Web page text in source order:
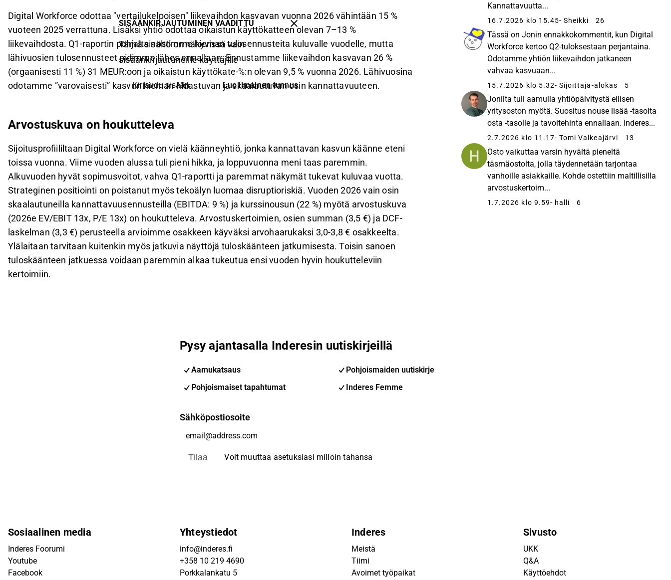
Digital Workforce odottaa "vertailukelpoisen" liikevaihdon kasvavan vuonna 2026 vähintään 15 %
vuoteen 2025 verrattuna. Lisäksi yhtiö odottaa oikaistun käyttökatteen olevan 7–13 %
liikevaihdosta. Q1-raportin pohjalta nostimme hieman tulosennusteita kuluvalle vuodelle, mutta
lähivuosien tulosennusteet pidimme lähes ennallaan. Ennustamme liikevaihdon kasvavan 26 %
(orgaanisesti 11 %) 31 MEUR:oon ja oikaistun käyttökate-%:n olevan 9,5 % vuonna 2026. Lähivuosina
odotamme ”varovaisesti” kasvun hieman hidastuvan ja skaalautuvan osin kannattavuuteen.
Arvostuskuva on houkutteleva
Sijoitusprofiililtaan Digital Workforce on vielä käänneyhtiö, jonka kannattavan kasvun käänne eteni
toissa vuonna. Viime vuoden alussa tuli pieni hikka, ja loppuvuonna meni taas paremmin.
Alkuvuoden hyvät sopimusvoitot, vahva Q1-raportti ja paremmat näkymät tukevat kuluvaa vuotta.
Strateginen positiointi on poistanut myös tekoälyn luomaa disruptioriskiä. Vuoden 2026 vain osin
skaalautuneilla kannattavuusennusteilla (EBITDA: 9 %) ja kurssinousun (22 %) myötä arvostuskuva
(2026e EV/EBIT 13x, P/E 13x) on houkutteleva. Arvostuskertoimien, osien summan (3,5 €) ja DCF-
laskelman (3,3 €) perusteella arvioimme osakkeen käyväksi arvohaarukaksi 3,0-3,8 € osakkeelta.
Ylälaitaan tarvitaan kuitenkin myös jatkuvia näyttöjä tuloskäänteen jatkumisesta. Toisin sanoen
tuloskäänteen jatkuessa voidaan paremmin alkaa tukeutua ensi vuoden hyvin houkutteleviin
kertoimiin.
SISÄÄNKIRJAUTUMINEN VAADITTU
Tämä sisältö on näkyvissä vain
sisäänkirjautuneille käyttäjille
Kirjaudu sisään Luo ilmainen tunnus
Kannattavuutta...
16.7.2026 klo 15.45- Sheikki 26
Tässä on Jonin ennakkokommentit, kun Digital
Workforce kertoo Q2-tuloksestaan perjantaina.
Odotamme yhtiön liikevaihdon jatkaneen
vahvaa kasvuaan...
15.7.2026 klo 5.32- Sijoittaja-alokas 5
Jonilta tuli aamulla yhtiöpäivitystä eilisen
yritysoston myötä. Suositus nouse lisää -tasolta
osta -tasolle ja tavoitehinta ennallaan. Inderes...
2.7.2026 klo 11.17- Tomi Valkeajärvi 13
Osto vaikuttaa varsin hyvältä pieneltä
täsmäostolta, jolla täydennetään tarjontaa
vanhoille asiakkaille. Kohde ostettiin maltillisilla
arvostuskertoim...
1.7.2026 klo 9.59- halli 6
Pysy ajantasalla Inderesin uutiskirjeillä
Aamukatsaus
Pohjoismaiden uutiskirje
Pohjoismaiset tapahtumat
Inderes Femme
Sähköpostiosoite
Tilaa Voit muuttaa asetuksiasi milloin tahansa
Sosiaalinen media
Inderes Foorumi
Youtube
Facebook
Yhteystiedot
info@inderes.fi
+358 10 219 4690
Porkkalankatu 5
Inderes
Meistä
Tiimi
Avoimet työpaikat
Sivusto
UKK
Q&A
Käyttöehdot